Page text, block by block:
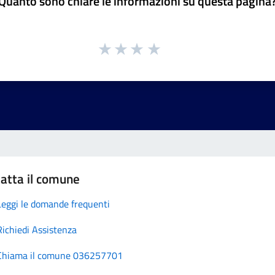
il comune
le domande frequenti
Assistenza
il comune 036257701